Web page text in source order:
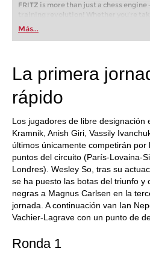
FRITZ is more than just a chess engine
training revolution! Whether you’re
first steps into the world of club chess,
playing at a tournament level: with
train more efficiently, intelligently and
Más...
La primera
rápido
Los jugadores de libre designación
Kramnik, Anish Giri, Vassily
últimos únicamente competirán
puntos del circuito (París-Lovaina-
Londres). Wesley So, tras su
se ha puesto las botas del triunfo y
negras a Magnus Carlsen en la
jornada. A continuación van Ian
Vachier-Lagrave con un punto de
Ronda 1